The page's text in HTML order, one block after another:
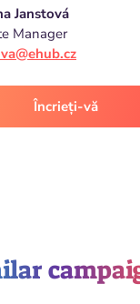
Janstová
Manager
Încrieți-vă